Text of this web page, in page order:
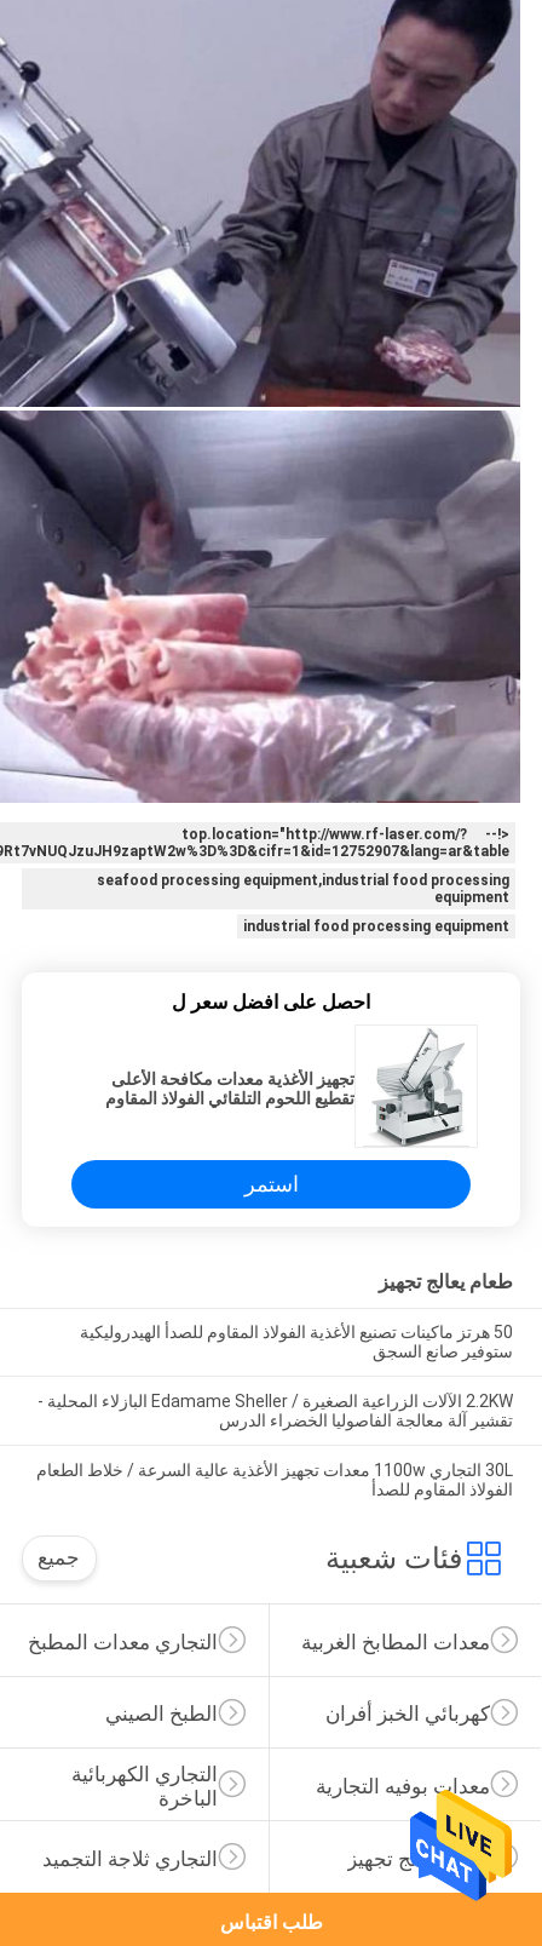
<!-- top.location="http://www.rf-laser.com/?
seafood processing equipment,industrial food processing
equipment
industrial food processing equipment
احصل على افضل سعر ل
تجهيز الأغذية معدات مكافحة الأعلى
تقطيع اللحوم التلقائي الفولاذ المقاوم
استمر
طعام يعالج تجهيز
50 هرتز ماكينات تصنيع الأغذية الفولاذ المقاوم للصدأ الهيدروليكية
ستوفير صانع السجق
2.2KW الآلات الزراعية الصغيرة / Edamame Sheller البازلاء المحلية -
تقشير آلة معالجة الفاصوليا الخضراء الدرس
30L التجاري 1100w معدات تجهيز الأغذية عالية السرعة / خلاط الطعام
الفولاذ المقاوم للصدأ
فئات شعبية جميع
التجاري معدات المطبخ معدات المطابخ الغربية
الطبخ الصيني كهربائي الخبز أفران
التجاري الكهربائية
الباخرة
معدات بوفيه التجارية
التجاري ثلاجة التجميد طعام يعالج تجهيز
طلب اقتباس